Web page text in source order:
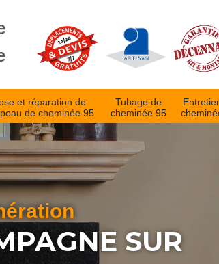
et réparation de
de cheminée 95
Tubage de
cheminée 95
SUR